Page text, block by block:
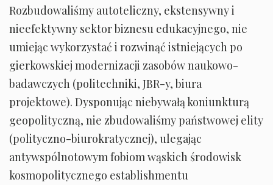
Rozbudowaliśmy autoteliczny, ekstensywny i
nieefektywny sektor biznesu edukacyjnego, nie
umiejąc wykorzystać i rozwinąć istniejących po
gierkowskiej modernizacji zasobów naukowo-
badawczych (politechniki, JBR-y, biura
projektowe). Dysponując niebywałą koniunkturą
geopolityczną, nie zbudowaliśmy państwowej elity
(polityczno-biurokratycznej), ulegając
antywspólnotowym fobiom wąskich środowisk
kosmopolitycznego establishmentu